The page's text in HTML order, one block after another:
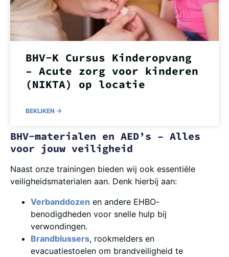
BHV-K Cursus Kinderopvang
– Acute zorg voor kinderen
(NIKTA) op locatie
BEKIJKEN ->
BHV-materialen en AED’s – Alles
voor jouw veiligheid
Naast onze trainingen bieden wij ook essentiële
veiligheidsmaterialen aan. Denk hierbij aan:
Verbanddozen en andere EHBO-
benodigdheden voor snelle hulp bij
verwondingen.
Brandblussers, rookmelders en
evacuatiestoelen om brandveiligheid te